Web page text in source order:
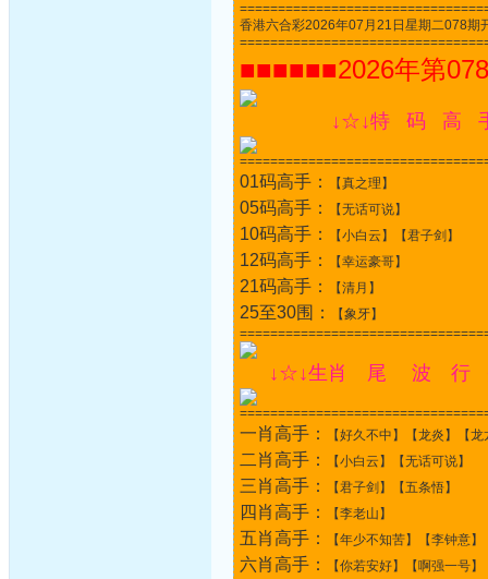
香港六合彩2026年07月21日星期二078
■■■■■■2026年第
↓☆↓特 码 高
01码高手： 【真之理】
05码高手： 【无话可说】
10码高手： 【小白云】【君子剑】
12码高手： 【幸运豪哥】
21码高手： 【清月】
25至30围：
【象牙】
↓☆↓生肖 尾 波 行
一肖高手： 【好久不中】【龙炎】【
二肖高手： 【小白云】【无话可说】
三肖高手： 【君子剑】【五条悟】
四肖高手： 【李老山】
五肖高手： 【年少不知苦】【李钟意
六肖高手： 【你若安好】【啊强一号